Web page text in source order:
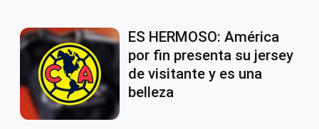
ES HERMOSO: América
por fin presenta su jersey
de visitante y es una
belleza